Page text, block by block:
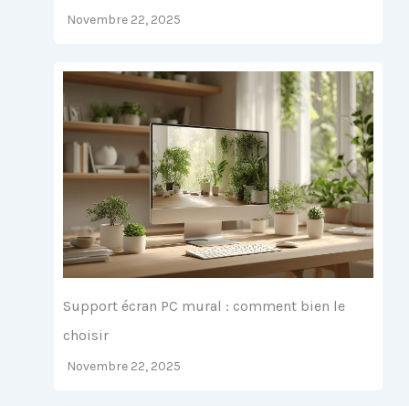
Novembre 22, 2025
Support écran PC mural : comment bien le
choisir
Novembre 22, 2025